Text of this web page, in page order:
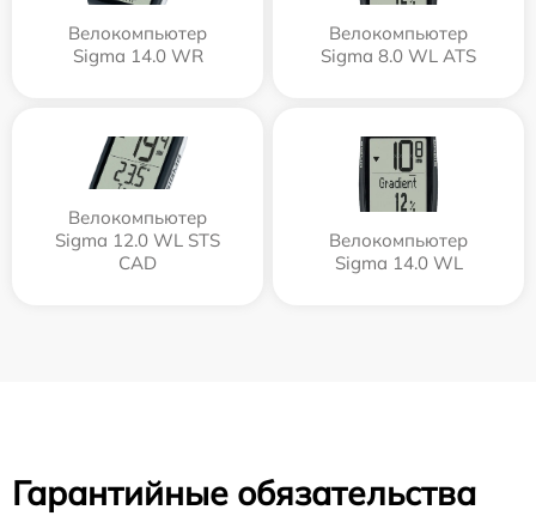
Велокомпьютер
Sigma 14.0 WR
Велокомпьютер
Sigma 8.0 WL ATS
Велокомпьютер
Sigma 12.0 WL STS
CAD
Велокомпьютер
Sigma 14.0 WL
Гарантийные обязательства